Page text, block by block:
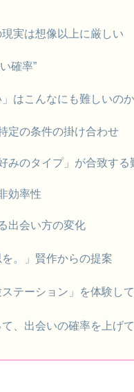
現実は想像以上に厳しい
確率”
はこんなにも難しいの
定の条件の掛け合わせ
みのタイプ」が合致する
効率性
出会い方の変化
を。」賢作からの提案
ステーション」を体験し
、出会いの確率を上げ